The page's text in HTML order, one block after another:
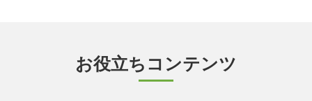
お役立ちコンテンツ